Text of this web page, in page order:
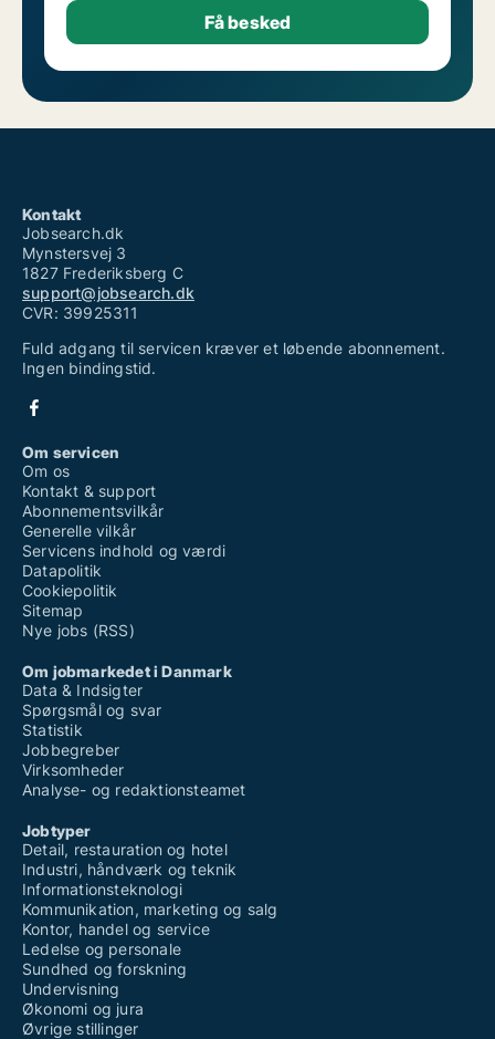
Kontakt
Jobsearch.dk
Mynstersvej 3
1827 Frederiksberg C
support@jobsearch.dk
CVR: 39925311
Fuld adgang til servicen kræver et løbende abonnement.
Ingen bindingstid.
Om servicen
Om os
Kontakt & support
Abonnementsvilkår
Generelle vilkår
Servicens indhold og værdi
Datapolitik
Cookiepolitik
Sitemap
Nye jobs (RSS)
Om jobmarkedet i Danmark
Data & Indsigter
Spørgsmål og svar
Statistik
Jobbegreber
Virksomheder
Analyse- og redaktionsteamet
Jobtyper
Detail, restauration og hotel
Industri, håndværk og teknik
Informationsteknologi
Kommunikation, marketing og salg
Kontor, handel og service
Ledelse og personale
Sundhed og forskning
Undervisning
Økonomi og jura
Øvrige stillinger